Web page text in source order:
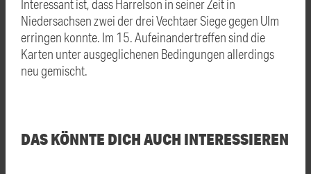
Interessant ist, dass Harrelson in seiner Zeit in
Niedersachsen zwei der drei Vechtaer Siege gegen Ulm
erringen konnte. Im 15. Aufeinandertreffen sind die
Karten unter ausgeglichenen Bedingungen allerdings
neu gemischt.
DAS KÖNNTE DICH AUCH INTERESSIEREN